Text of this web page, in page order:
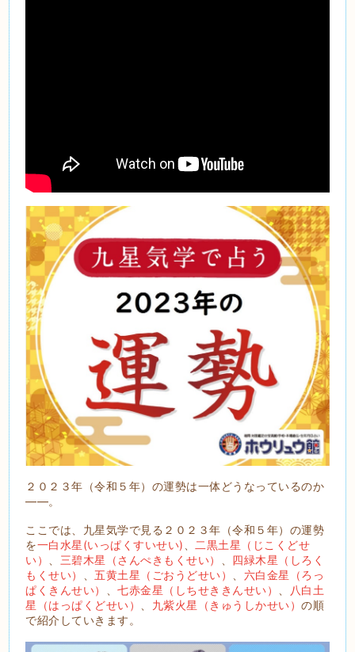
２０２３年（令和５年）の運勢は一体どうなっているのか
――。
ここでは、九星気学で見る２０２３年（令和５年）の運勢
を一白水星(いっぱくすいせい)
二黒土星（じこくどせ
い）
三碧木星（さんぺきもくせい）
四緑木星（しろく
もくせい）
、五黄土星（ごおうどせい）
六白金星（ろっ
ぱくきんせい）
、七赤金星（しちせききんせい）
八白土
星（はっぱくどせい）
九紫火星（きゅうしかせい）の順
で紹介していきます。